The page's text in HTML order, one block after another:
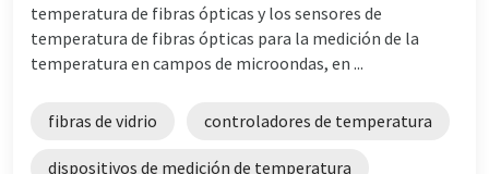
temperatura de fibras ópticas y los sensores de
temperatura de fibras ópticas para la medición de la
temperatura en campos de microondas, en ...
fibras de vidrio controladores de temperatura
dispositivos de medición de temperatura